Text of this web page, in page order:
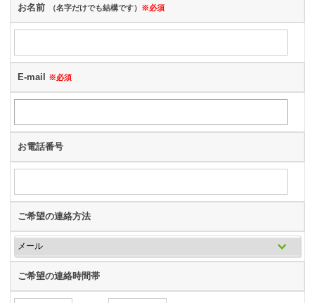
お名前 （名字だけでも結構です） ※必須
E-mail ※必須
お電話番号
ご希望の連絡方法
ご希望の連絡時間帯